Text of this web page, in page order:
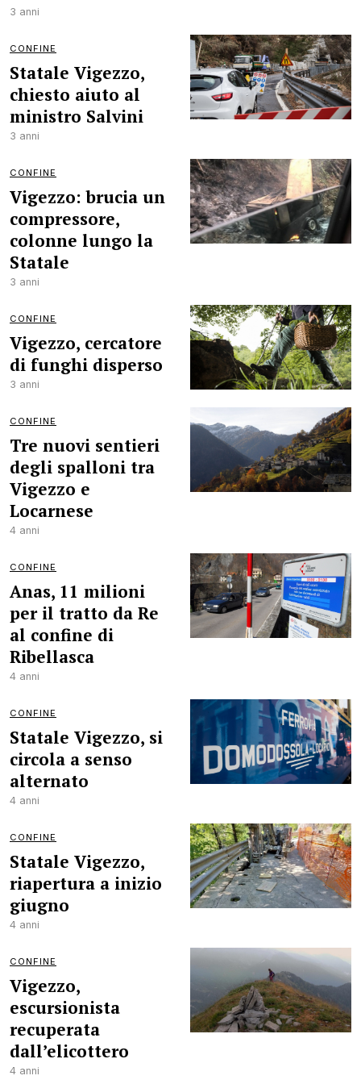
3 anni
CONFINE
Statale Vigezzo,
chiesto aiuto al
ministro Salvini
3 anni
CONFINE
Vigezzo: brucia un
compressore,
colonne lungo la
Statale
3 anni
CONFINE
Vigezzo, cercatore
di funghi disperso
3 anni
CONFINE
Tre nuovi sentieri
degli spalloni tra
Vigezzo e
Locarnese
4 anni
CONFINE
Anas, 11 milioni
per il tratto da Re
al confine di
Ribellasca
4 anni
CONFINE
Statale Vigezzo, si
circola a senso
alternato
4 anni
CONFINE
Statale Vigezzo,
riapertura a inizio
giugno
4 anni
CONFINE
Vigezzo,
escursionista
recuperata
dall’elicottero
4 anni